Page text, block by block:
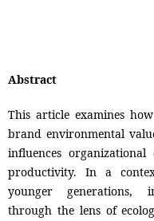
Abstract
This article examines
brand environmental
influences
productivity. In a
younger generations,
through the lens of